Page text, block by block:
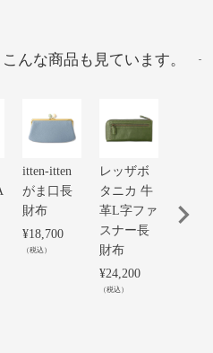
んな商品も見ています。
itten-itten
がま口長
財布
¥18,700
（税込）
レッザボ
タニカ 牛
革L字ファ
スナー長
財布
¥24,200
（税込）
絞り